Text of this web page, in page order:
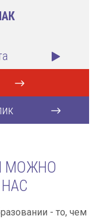
МОЖНО
- то, чем